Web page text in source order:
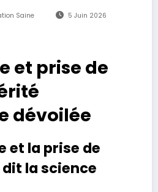
Saine 5 Juin 2026
et prise de
dévoilée
et la prise de
la science